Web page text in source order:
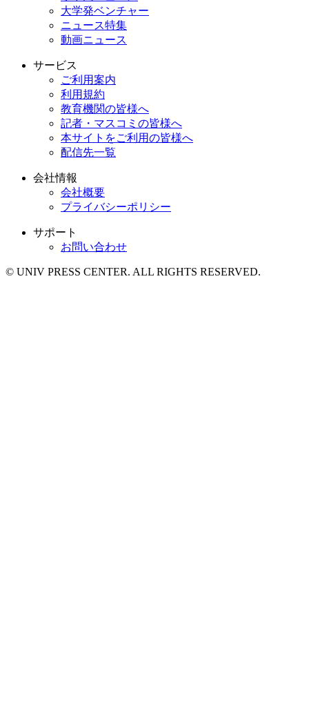
大学発ベンチャー
ニュース特集
動画ニュース
サービス
ご利用案内
利用規約
教育機関の皆様へ
記者・マスコミの皆様へ
本サイトをご利用の皆様へ
配信先一覧
会社情報
会社概要
プライバシーポリシー
サポート
お問い合わせ
© UNIV PRESS CENTER. ALL RIGHTS RESERVED.